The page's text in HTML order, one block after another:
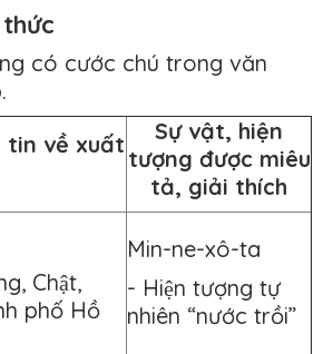
có cước chú trong văn
tin về xuất
Sự vật, hiện
tượng được miêu
tả, giải thích
Chật,
phố Hồ
Min-ne-xô-ta
- Hiện tượng tự
nhiên “nước trồi”